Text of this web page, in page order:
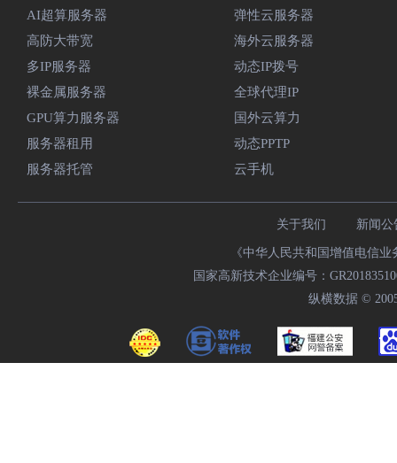
AI超算服务器
高防大带宽
多IP服务器
裸金属服务器
GPU算力服务器
服务器租用
服务器托管
弹性云服务器
海外云服务器
动态IP拨号
全球代理IP
国外云算力
动态PPTP
云手机
关于我们 新闻公
《中华人民共和国增值电信
国家高新技术企业编号：
纵横数据 ©